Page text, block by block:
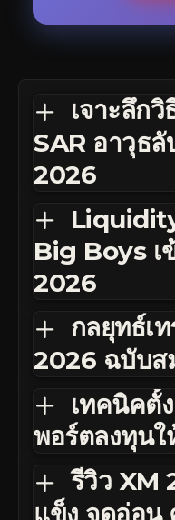
เจาะลึก
SAR อาวุธลั
2026
Big Boys เ
2026
กลยุทธ์เ
2026 ฉบับ
เทคนิคตั้
พอร์ตลงทุน
รีวิว XM
แข็ง จุดอ่อน